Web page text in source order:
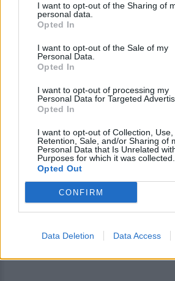
I want to opt-out of the Sharing of
personal data.
Opted In
I want to opt-out of the Sale of my
Personal Data.
Opted In
I want to opt-out of processing my
Personal Data for Targeted
Opted In
I want to opt-out of Collection, Use,
Retention, Sale, and/or Sharing of
Personal Data that Is Unrelated
Purposes for which it was collected.
Opted Out
CONFIRM
Data Deletion Data Access
Ακολουθήστε το E-Radio.gr
και μάθετε πρώτοι
Εσύ μπήκες στο E-Daily.gr; Τα
και ότι σου κάνει κλικ!
Ακολουθήστε το E-Radio.gr